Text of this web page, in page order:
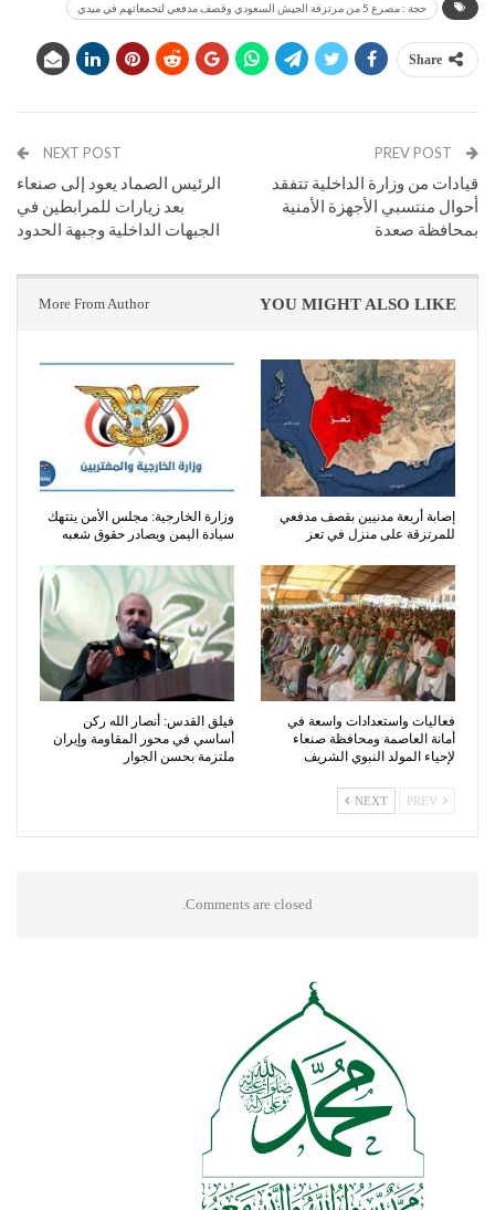
حجة : مصرع 5 من مرتزقة الجيش السعودي وقصف مدفعي لتجمعاتهم في ميدي
Share
قيادات من وزارة الداخلية تتفقد
أحوال منتسبي الأجهزة الأمنية
بمحافظة صعدة
NEXT POST
الرئيس الصماد يعود إلى صنعاء
بعد زيارات للمرابطين في
الجبهات الداخلية وجبهة الحدود
YOU MIGHT ALSO LIKE
More From Author
إصابة أربعة مدنيين بقصف مدفعي
للمرتزقة على منزل في تعز
وزارة الخارجية: مجلس الأمن ينتهك
سيادة اليمن ويصادر حقوق شعبه
فعاليات واستعدادات واسعة في
أمانة العاصمة ومحافظة صنعاء
لإحياء المولد النبوي الشريف
فيلق القدس: أنصار الله ركن
أساسي في محور المقاومة وإيران
ملتزمة بحسن الجوار
NEXT
Comments are closed.